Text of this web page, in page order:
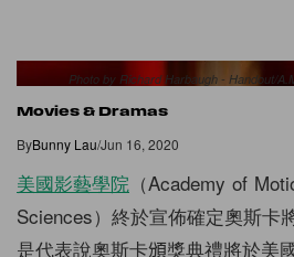
Photo by Richard Harbaugh - Handout/
Movies & Dramas
ByBunny Lau/Jun 16, 2020
美國影藝學院 （Academy of
Sciences）終於宣佈確定奧斯卡
是代表說奧斯卡頒獎典禮將於美